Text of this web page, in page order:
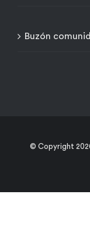
Buzón
© Copyright